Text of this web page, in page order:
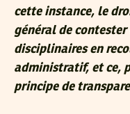
cette instance, le
général de contester
disciplinaires en
administratif, et ce,
principe de